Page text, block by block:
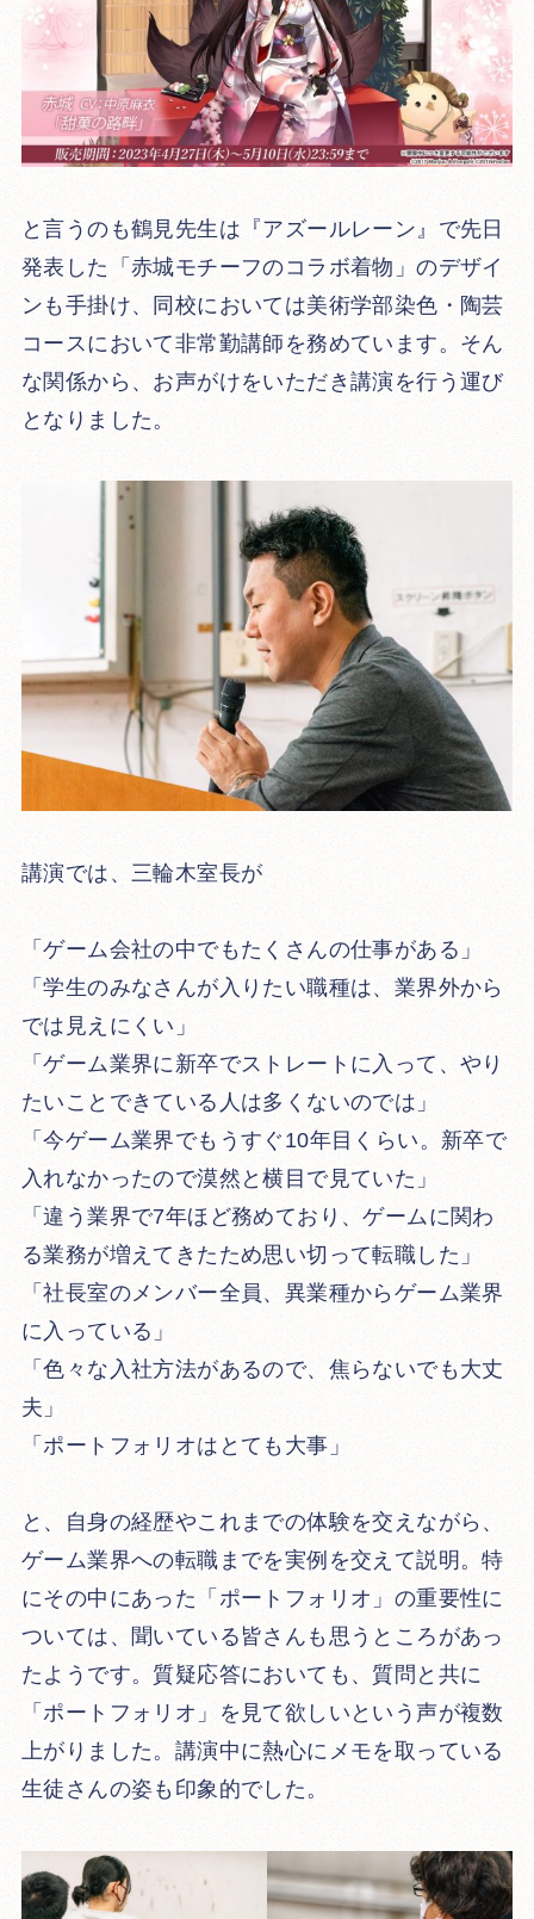
と言うのも鶴見先生は『アズールレーン』で先日
発表した「赤城モチーフのコラボ着物」のデザイ
ンも手掛け、同校においては美術学部染色・陶芸
コースにおいて非常勤講師を務めています。そん
な関係から、お声がけをいただき講演を行う運び
となりました。
講演では、三輪木室長が
「ゲーム会社の中でもたくさんの仕事がある」
「学生のみなさんが入りたい職種は、業界外から
では見えにくい」
「ゲーム業界に新卒でストレートに入って、やり
たいことできている人は多くないのでは」
「今ゲーム業界でもうすぐ10年目くらい。新卒で
入れなかったので漠然と横目で見ていた」
「違う業界で7年ほど務めており、ゲームに関わ
る業務が増えてきたため思い切って転職した」
「社長室のメンバー全員、異業種からゲーム業界
に入っている」
「色々な入社方法があるので、焦らないでも大丈
夫」
「ポートフォリオはとても大事」
と、自身の経歴やこれまでの体験を交えながら、
ゲーム業界への転職までを実例を交えて説明。特
にその中にあった「ポートフォリオ」の重要性に
ついては、聞いている皆さんも思うところがあっ
たようです。質疑応答においても、質問と共に
「ポートフォリオ」を見て欲しいという声が複数
上がりました。講演中に熱心にメモを取っている
生徒さんの姿も印象的でした。